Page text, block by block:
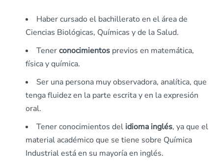
Haber cursado el bachillerato en el área de
Ciencias Biológicas, Químicas y de la Salud.
Tenerconocimientos previos en matemática,
física y química.
Ser una persona muy observadora, analítica, que
tenga fluidez en la parte escrita y en la expresión
oral.
Tener conocimientos del idioma inglés, ya que el
material académico que se tiene sobre Química
Industrial está en su mayoría en inglés.